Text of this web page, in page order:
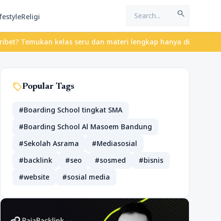
Religi search
kelas seru dan materi lengkap hanya di
sellPopular Tags
#Boarding School tingkat SMA
#Boarding School Al Masoem Bandung
#Sekolah Asrama
#Mediasosial
#backlink
#seo #sosmed
#bisnis
#website
#sosial media